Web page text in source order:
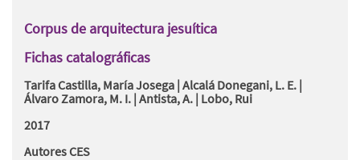
Corpus de arquitectura jesuítica
Fichas catalográficas
Tarifa Castilla, María Josega | Alcalá Donegani, L. E. |
Álvaro Zamora, M. I. | Antista, A. | Lobo, Rui
2017
Autores CES